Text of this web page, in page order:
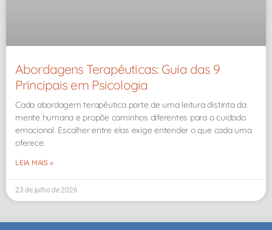
Abordagens Terapêuticas: Guia das 9
Principais em Psicologia
Cada abordagem terapêutica parte de uma leitura distinta da
mente humana e propõe caminhos diferentes para o cuidado
emocional. Escolher entre elas exige entender o que cada uma
oferece.
LEIA MAIS »
23 de julho de 2026